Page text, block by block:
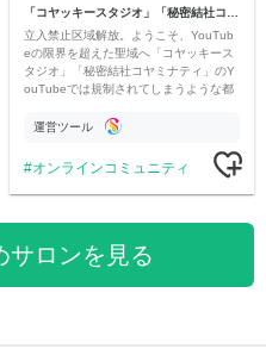
「コヤッキースタジオ」「秘密結社コヤミナティ」
立入禁止区域解放。ようこそ、YouTub
eの限界を超えた聖域へ「コヤッキース
タジオ」「秘密結社コヤミナティ」のY
ouTubeでは規制されてしまうような都
公開。
運営ツール
オンラインコミュニティ
サロンを見る